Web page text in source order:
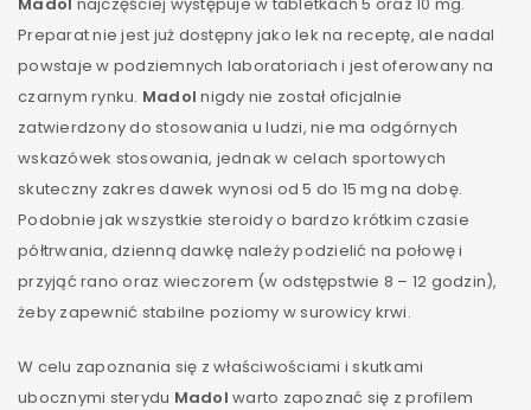
Preparat nie jest już dostępny jako lek na receptę, ale nadal
powstaje w podziemnych laboratoriach i jest oferowany na
czarnym rynku. Madol nigdy nie został oficjalnie
zatwierdzony do stosowania u ludzi, nie ma odgórnych
wskazówek stosowania, jednak w celach sportowych
skuteczny zakres dawek wynosi od 5 do 15 mg na dobę.
Podobnie jak wszystkie steroidy o bardzo krótkim czasie
półtrwania, dzienną dawkę należy podzielić na połowę i
przyjąć rano oraz wieczorem (w odstępstwie 8 – 12 godzin),
żeby zapewnić stabilne poziomy w surowicy krwi.
W celu zapoznania się z właściwościami i skutkami
ubocznymi sterydu Madol warto zapoznać się z profilem